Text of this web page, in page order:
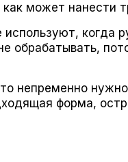
может нанести
когда
обрабатывать,
непременно
форма,